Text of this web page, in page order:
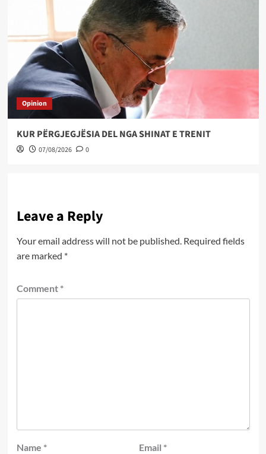
Opinion
KUR PËRGJEGJËSIA DEL NGA SHINAT E TRENIT
07/08/2026 0
Leave a Reply
Your email address will not be published. Required fields
are marked *
Comment *
Name * Email *